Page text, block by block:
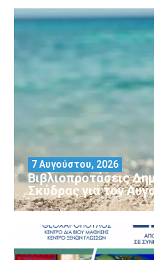
Βιβλιοπροτάσεις
Σκύδρας για τον
7 Αυγούστου, 2026